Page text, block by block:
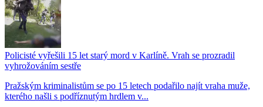
Policisté vyřešili 15 let starý mord v Karlíně. Vrah se prozradil
vyhrožováním sestře
Pražským kriminalistům se po 15 letech podařilo najít vraha muže,
kterého našli s podříznutým hrdlem v...